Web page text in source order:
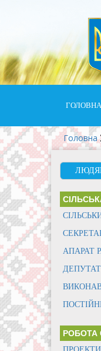
ГОЛОВНА
Головна
АПАРАТ
РОБОТА